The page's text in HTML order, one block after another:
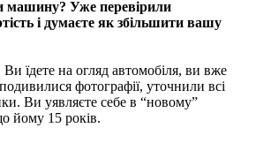
машину? Уже перевірили
і думаєте як збільшити вашу
їдете на огляд автомобіля, ви вже
фотографії, уточнили всі
Ви уявляєте себе в “новому”
йому 15 років.